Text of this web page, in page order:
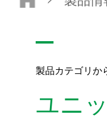
製品カテゴリか
ユニ